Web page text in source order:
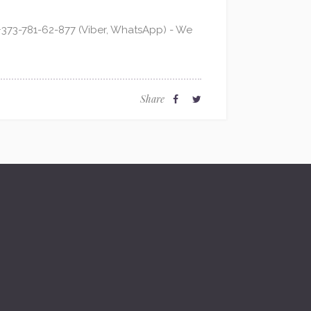
781-62-877 (Viber, WhatsApp) - We
Share